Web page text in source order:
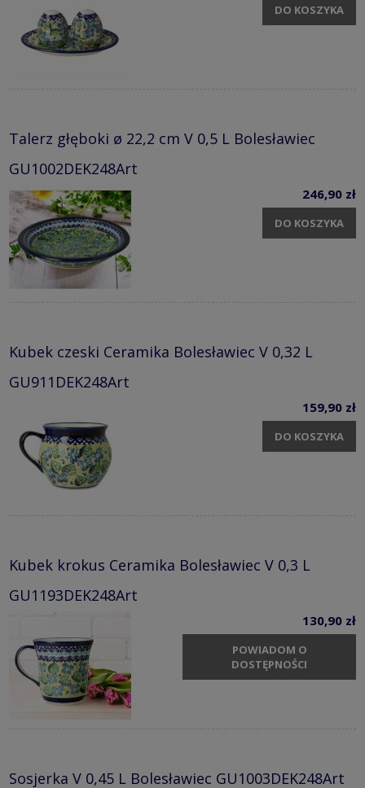
DO KOSZYKA
Talerz głęboki ø 22,2 cm V 0,5 L Bolesławiec
GU1002DEK248Art
246,90 zł
DO KOSZYKA
Kubek czeski Ceramika Bolesławiec V 0,32 L
GU911DEK248Art
159,90 zł
DO KOSZYKA
Kubek krokus Ceramika Bolesławiec V 0,3 L
GU1193DEK248Art
130,90 zł
POWIADOM O
DOSTĘPNOŚCI
Sosjerka V 0,45 L Bolesławiec GU1003DEK248Art